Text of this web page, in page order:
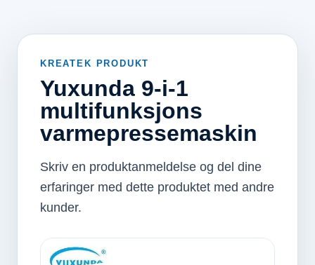
KREATEK PRODUKT
Yuxunda 9-i-1
multifunksjons
varmepressemaskin
Skriv en produktanmeldelse og del dine
erfaringer med dette produktet med andre
kunder.